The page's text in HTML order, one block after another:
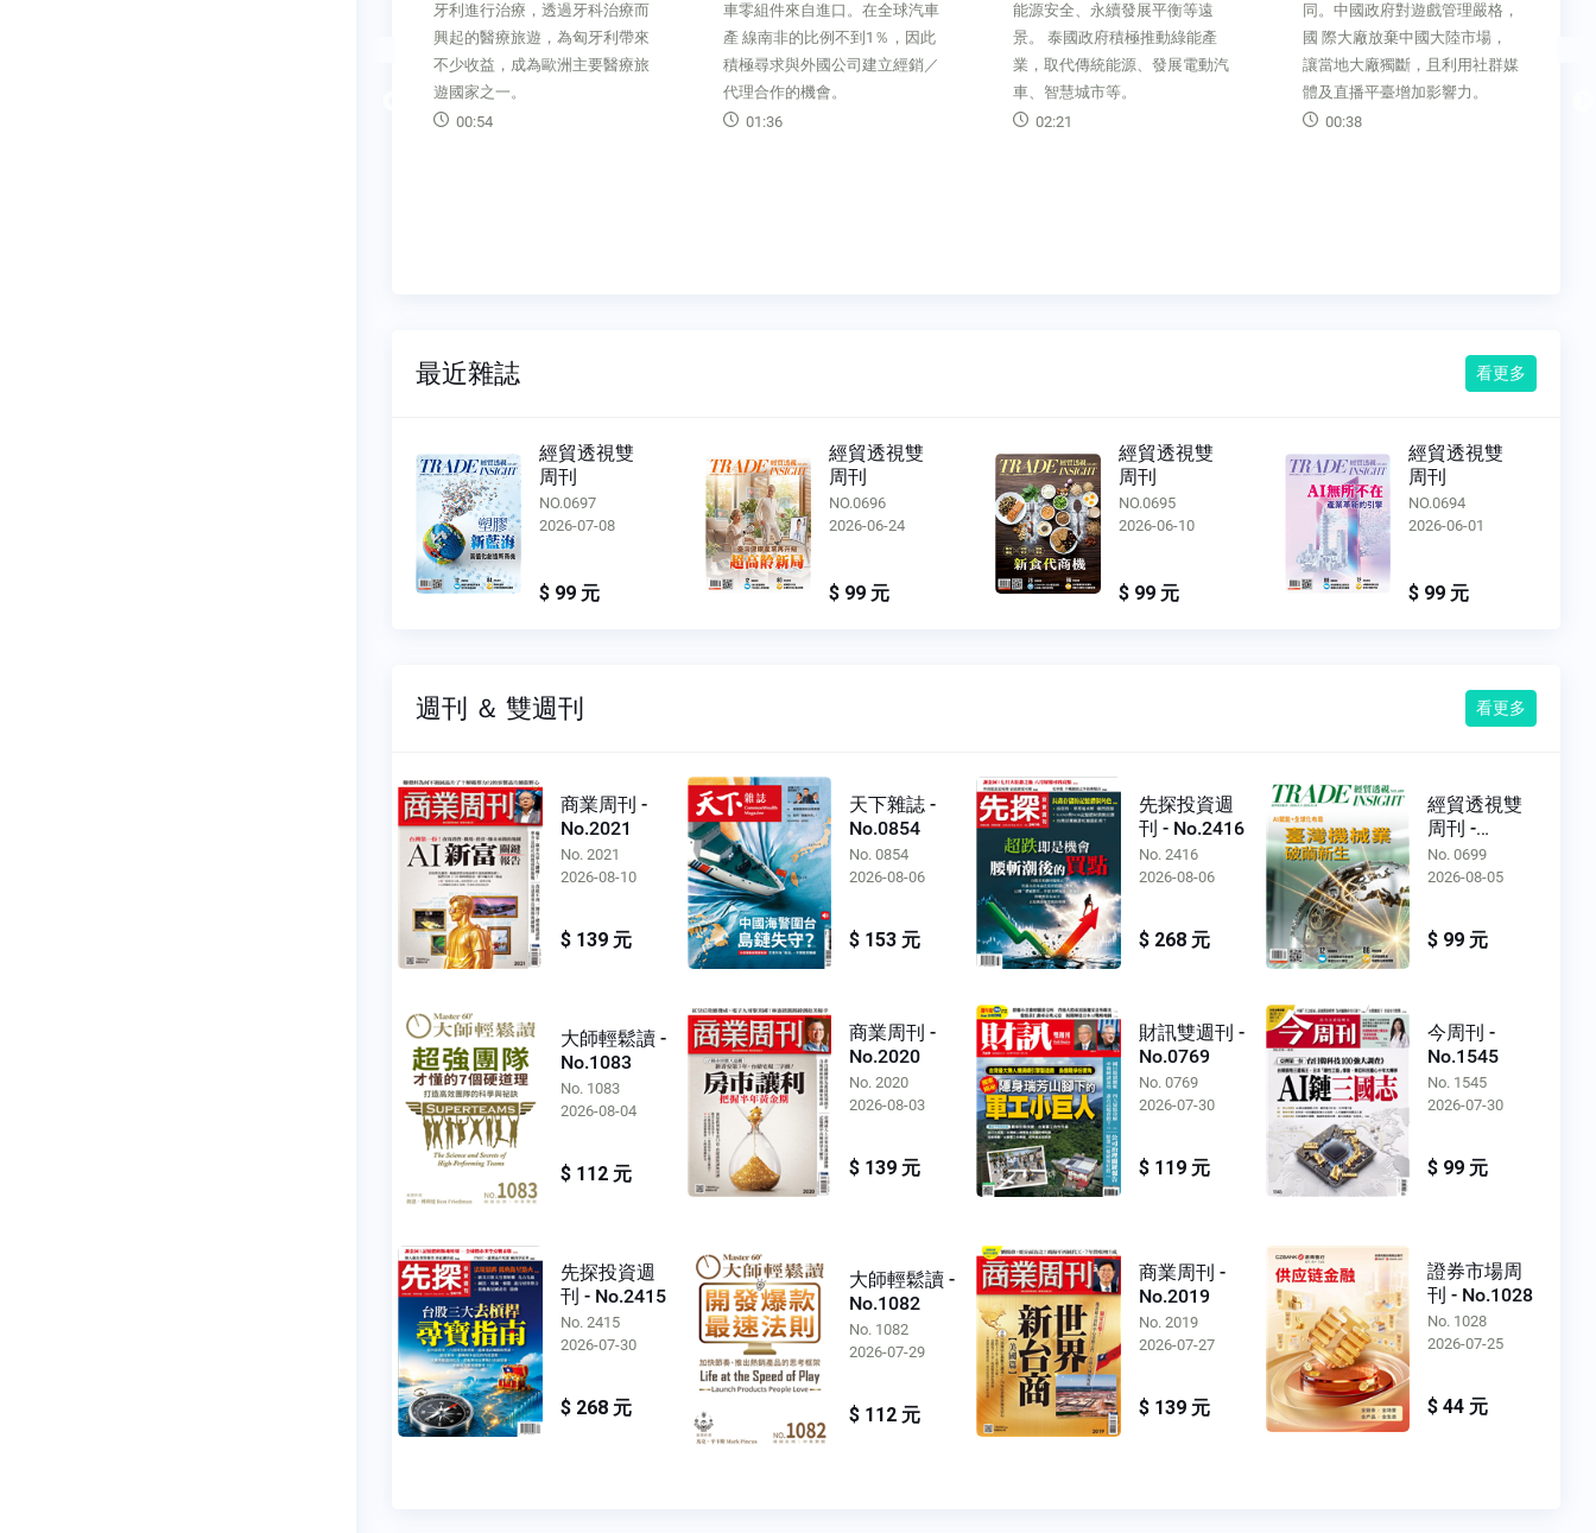
Previous
車零組件來自進口。在全球汽車
產 線南非的比例不到1％，因此
積極尋求與外國公司建立經銷／
代理合作的機會。
01:36
能源安全、永續發展平衡等遠
景。 泰國政府積極推動綠能產
業，取代傳統能源、發展電動汽
車、智慧城市等。
02:21
同。中國政府對遊戲管理嚴格，
國 際大廠放棄中國大陸市場，
讓當地大廠獨斷，且利用社群媒
體及直播平臺增加影響力。
00:38
土耳其自由日報（Hurriyet Daily
News）日前報導，根據土耳其
統計局（TUIK），今（2019）
年1 至6 月外國人在土購置房地
產計1 萬9,952 件， 較去
最近雜誌 看更多
經貿透視雙
周刊
NO.0696
2026-06-24
$ 99 元
經貿透視雙
周刊
NO.0695
2026-06-10
$ 99 元
經貿透視雙
周刊
NO.0694
2026-06-01
$ 99 元
經貿透視雙
周刊
NO.0693
2026-05-13
$ 99 元
週刊 ＆ 雙週刊 看更多
商業周刊 -
No.2021
No. 2021
2026-08-10
$ 139 元
天下雜誌 -
No.0854
No. 0854
2026-08-06
$ 153 元
先探投資週
刊 - No.2416
No. 2416
2026-08-06
$ 268 元
經貿透視雙
周刊 -
No.0699
No. 0699
2026-08-05
$ 99 元
大師輕鬆讀 -
No.1083
No. 1083
2026-08-04
$ 112 元
商業周刊 -
No.2020
No. 2020
2026-08-03
$ 139 元
財訊雙週刊 -
No.0769
No. 0769
2026-07-30
$ 119 元
今周刊 -
No.1545
No. 1545
2026-07-30
$ 99 元
先探投資週
刊 - No.2415
No. 2415
2026-07-30
$ 268 元
大師輕鬆讀 -
No.1082
No. 1082
2026-07-29
$ 112 元
商業周刊 -
No.2019
No. 2019
2026-07-27
$ 139 元
證券市場周
刊 - No.1028
No. 1028
2026-07-25
$ 44 元